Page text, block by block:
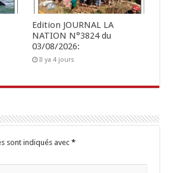
Edition JOURNAL LA
NATION N°3824 du
03/08/2026:
Il ya 4 jours
sont indiqués avec *